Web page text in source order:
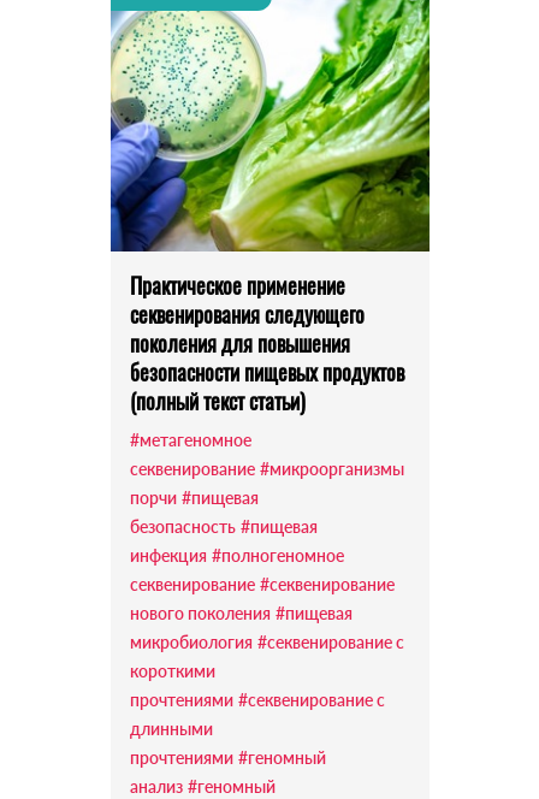
Практическое применение
секвенирования следующего
поколения для повышения
безопасности пищевых продуктов
(полный текст статьи)
#метагеномное
секвенирование #микроорганизмы
порчи #пищевая
безопасность #пищевая
инфекция #полногеномное
секвенирование #секвенирование
нового поколения #пищевая
микробиология #секвенирование с
короткими
прочтениями #секвенирование с
длинными
прочтениями #геномный
анализ #геномный